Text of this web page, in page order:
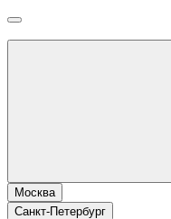
Москва
Санкт-Петербург